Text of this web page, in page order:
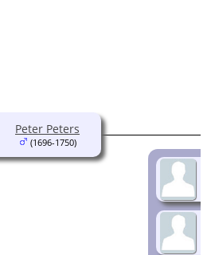
Peter Peters
(1696-1750)